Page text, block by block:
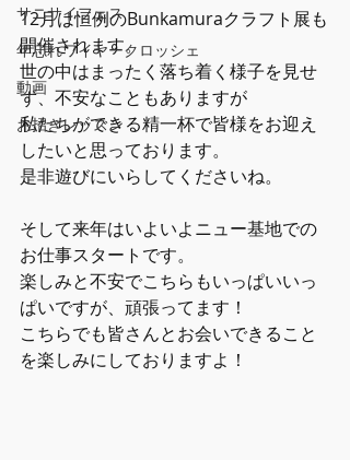
サニサイフェス
年忘れワイヤークロッシェ
動画
お招きレッスン
12月は恒例のBunkamuraクラフト展も
開催されます。
世の中はまったく落ち着く様子を見せ
ず、不安なこともありますが
私たちができる精一杯で皆様をお迎え
したいと思っております。
是非遊びにいらしてくださいね。
そして来年はいよいよニュー基地での
お仕事スタートです。
楽しみと不安でこちらもいっぱいいっ
ぱいですが、頑張ってます！
こちらでも皆さんとお会いできること
を楽しみにしておりますよ！